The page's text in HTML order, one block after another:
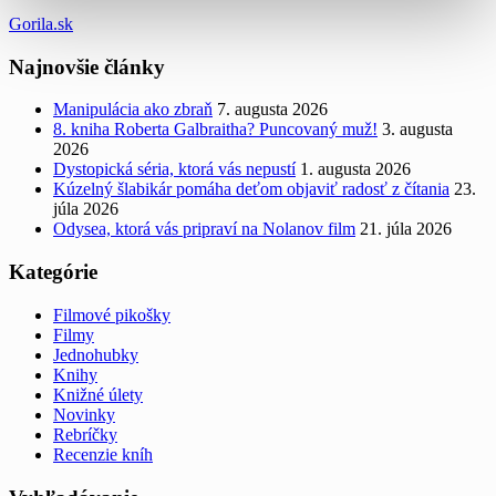
Gorila.sk
Najnovšie články
Manipulácia ako zbraň 7. augusta 2026
8. kniha Roberta Galbraitha? Puncovaný muž! 3. augusta
2026
Dystopická séria, ktorá vás nepustí 1. augusta 2026
Kúzelný šlabikár pomáha deťom objaviť radosť z čítania 23.
júla 2026
Odysea, ktorá vás pripraví na Nolanov film 21. júla 2026
Kategórie
Filmové pikošky
Filmy
Jednohubky
Knihy
Knižné úlety
Novinky
Rebríčky
Recenzie kníh